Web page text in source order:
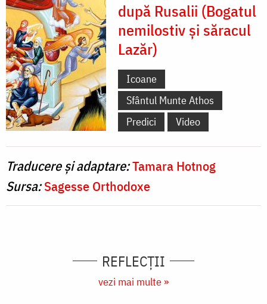
după Rusalii (Bogatul
nemilostiv și săracul
Lazăr)
Icoane
Sfântul Munte Athos
Predici
Video
Traducere și adaptare:Tamara Hotnog
Sursa:Sagesse Orthodoxe
REFLECȚII
vezi mai multe »